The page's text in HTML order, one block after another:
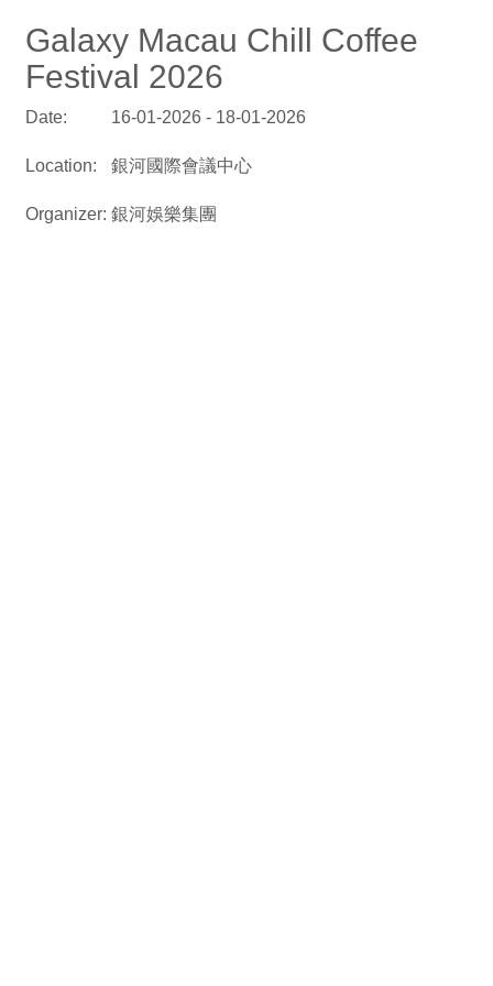
Galaxy Macau Chill Coffee
Festival 2026
Date: 16-01-2026 - 18-01-2026
Location: 銀河國際會議中心
Organizer: 銀河娛樂集團